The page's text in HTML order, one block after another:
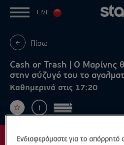
LIVE
Πίσω
Cash or Trash | Ο Μαρίνης
στην σύζυγό του το
Καθημερινά στις 17:20
Ενδιαφερόμαστε για το απόρρητό